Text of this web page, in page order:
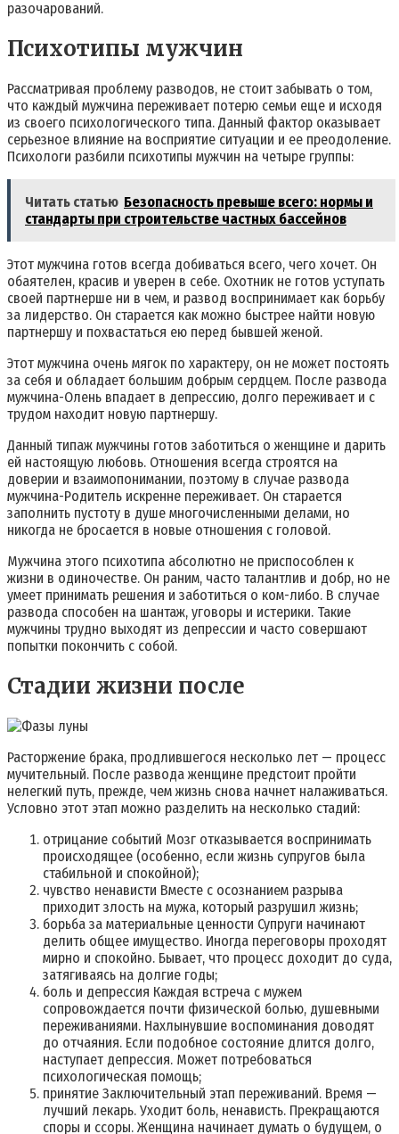
разочарований.
Психотипы мужчин
Рассматривая проблему разводов, не стоит забывать о том,
что каждый мужчина переживает потерю семьи еще и исходя
из своего психологического типа. Данный фактор оказывает
серьезное влияние на восприятие ситуации и ее преодоление.
Психологи разбили психотипы мужчин на четыре группы:
Читать статью Безопасность превыше всего: нормы и
стандарты при строительстве частных бассейнов
Этот мужчина готов всегда добиваться всего, чего хочет. Он
обаятелен, красив и уверен в себе. Охотник не готов уступать
своей партнерше ни в чем, и развод воспринимает как борьбу
за лидерство. Он старается как можно быстрее найти новую
партнершу и похвастаться ею перед бывшей женой.
Этот мужчина очень мягок по характеру, он не может постоять
за себя и обладает большим добрым сердцем. После развода
мужчина-Олень впадает в депрессию, долго переживает и с
трудом находит новую партнершу.
Данный типаж мужчины готов заботиться о женщине и дарить
ей настоящую любовь. Отношения всегда строятся на
доверии и взаимопонимании, поэтому в случае развода
мужчина-Родитель искренне переживает. Он старается
заполнить пустоту в душе многочисленными делами, но
никогда не бросается в новые отношения с головой.
Мужчина этого психотипа абсолютно не приспособлен к
жизни в одиночестве. Он раним, часто талантлив и добр, но не
умеет принимать решения и заботиться о ком-либо. В случае
развода способен на шантаж, уговоры и истерики. Такие
мужчины трудно выходят из депрессии и часто совершают
попытки покончить с собой.
Стадии жизни после
Расторжение брака, продлившегося несколько лет — процесс
мучительный. После развода женщине предстоит пройти
нелегкий путь, прежде, чем жизнь снова начнет налаживаться.
Условно этот этап можно разделить на несколько стадий:
отрицание событий Мозг отказывается воспринимать
происходящее (особенно, если жизнь супругов была
стабильной и спокойной);
чувство ненависти Вместе с осознанием разрыва
приходит злость на мужа, который разрушил жизнь;
борьба за материальные ценности Супруги начинают
делить общее имущество. Иногда переговоры проходят
мирно и спокойно. Бывает, что процесс доходит до суда,
затягиваясь на долгие годы;
боль и депрессия Каждая встреча с мужем
сопровождается почти физической болью, душевными
переживаниями. Нахлынувшие воспоминания доводят
до отчаяния. Если подобное состояние длится долго,
наступает депрессия. Может потребоваться
психологическая помощь;
принятие Заключительный этап переживаний. Время —
лучший лекарь. Уходит боль, ненависть. Прекращаются
споры и ссоры. Женщина начинает думать о будущем, о